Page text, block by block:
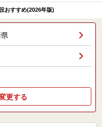
おすすめ(2026年版)
更する